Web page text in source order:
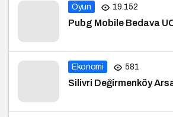
Oyun 19.152
Pubg Mobile Bedava
Ekonomi 581
Silivri Değirmenköy Arsa